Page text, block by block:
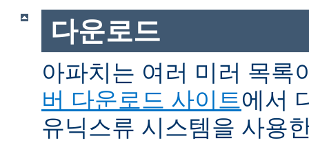
다운로드
아파치는 여러 미러 목록
버 다운로드 사이트에서
유닉스류 시스템을 사용